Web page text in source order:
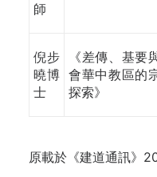
師
倪步
曉博
士
《差傳、基要
會華中教區的
探索》
原載於《建道通訊》